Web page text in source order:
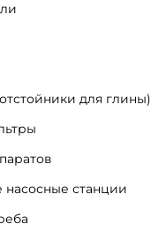
для глины)
станции